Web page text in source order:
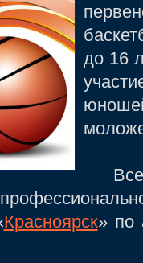
до 16
Все
Красноярск» по